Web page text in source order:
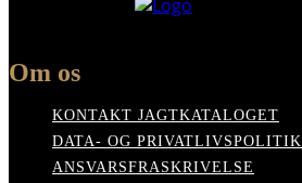
Om os
KONTAKT JAGTKATALOGET
DATA- OG PRIVATLIVSPOLITIK
ANSVARSFRASKRIVELSE